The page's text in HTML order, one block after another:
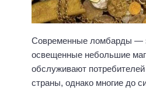
Современные ломбарды —
освещенные небольшие
обслуживают
страны, однако многие до